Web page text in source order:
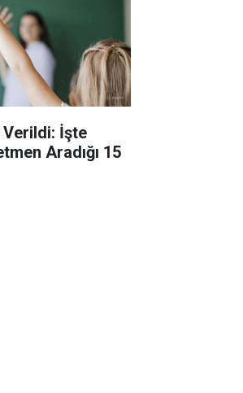
Verildi: İşte
Aradığı 15